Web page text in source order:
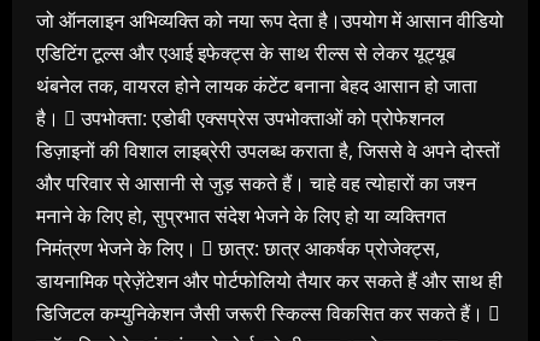
जो ऑनलाइन अभिव्यक्ति को नया रूप देता है।उपयोग में आसान वीडियो
एडिटिंग टूल्स और एआई इफेक्ट्स के साथ रील्स से लेकर यूट्यूब
थंबनेल तक, वायरल होने लायक कंटेंट बनाना बेहद आसान हो जाता
है।  उपभोक्ता: एडोबी एक्सप्रेस उपभोक्ताओं को प्रोफेशनल
डिज़ाइनों की विशाल लाइब्रेरी उपलब्ध कराता है, जिससे वे अपने दोस्तों
और परिवार से आसानी से जुड़ सकते हैं। चाहे वह त्योहारों का जश्न
मनाने के लिए हो, सुप्रभात संदेश भेजने के लिए हो या व्यक्तिगत
निमंत्रण भेजने के लिए।  छात्र: छात्र आकर्षक प्रोजेक्ट्स,
डायनामिक प्रेज़ेंटेशन और पोर्टफोलियो तैयार कर सकते हैं और साथ ही
डिजिटल कम्युनिकेशन जैसी जरूरी स्किल्स विकसित कर सकते हैं। 